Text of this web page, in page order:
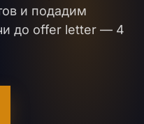
и подадим
до offer letter — 4